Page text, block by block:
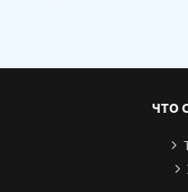
ЧТО